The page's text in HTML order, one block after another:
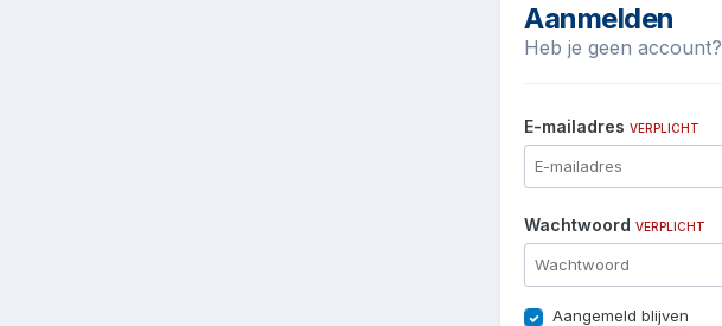
Aanmelden
Heb je geen account?
E-mailadres VERPLICHT
Wachtwoord VERPLICHT
Aangemeld blijven